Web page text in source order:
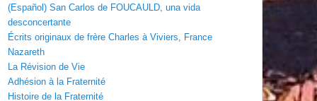
(Español) San Carlos de FOUCAULD, una vida
desconcertante
Écrits originaux de frère Charles à Viviers, France
Nazareth
La Révision de Vie
Adhésion à la Fraternité
Histoire de la Fraternité